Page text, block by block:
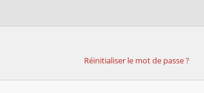
Réinitialiser le mot de passe ?